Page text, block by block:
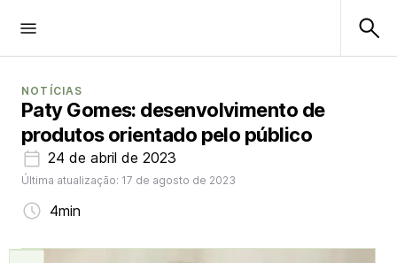
NOTÍCIAS
Paty Gomes: desenvolvimento de
produtos orientado pelo público
24 de abril de 2023
Última atualização: 17 de agosto de 2023
4min